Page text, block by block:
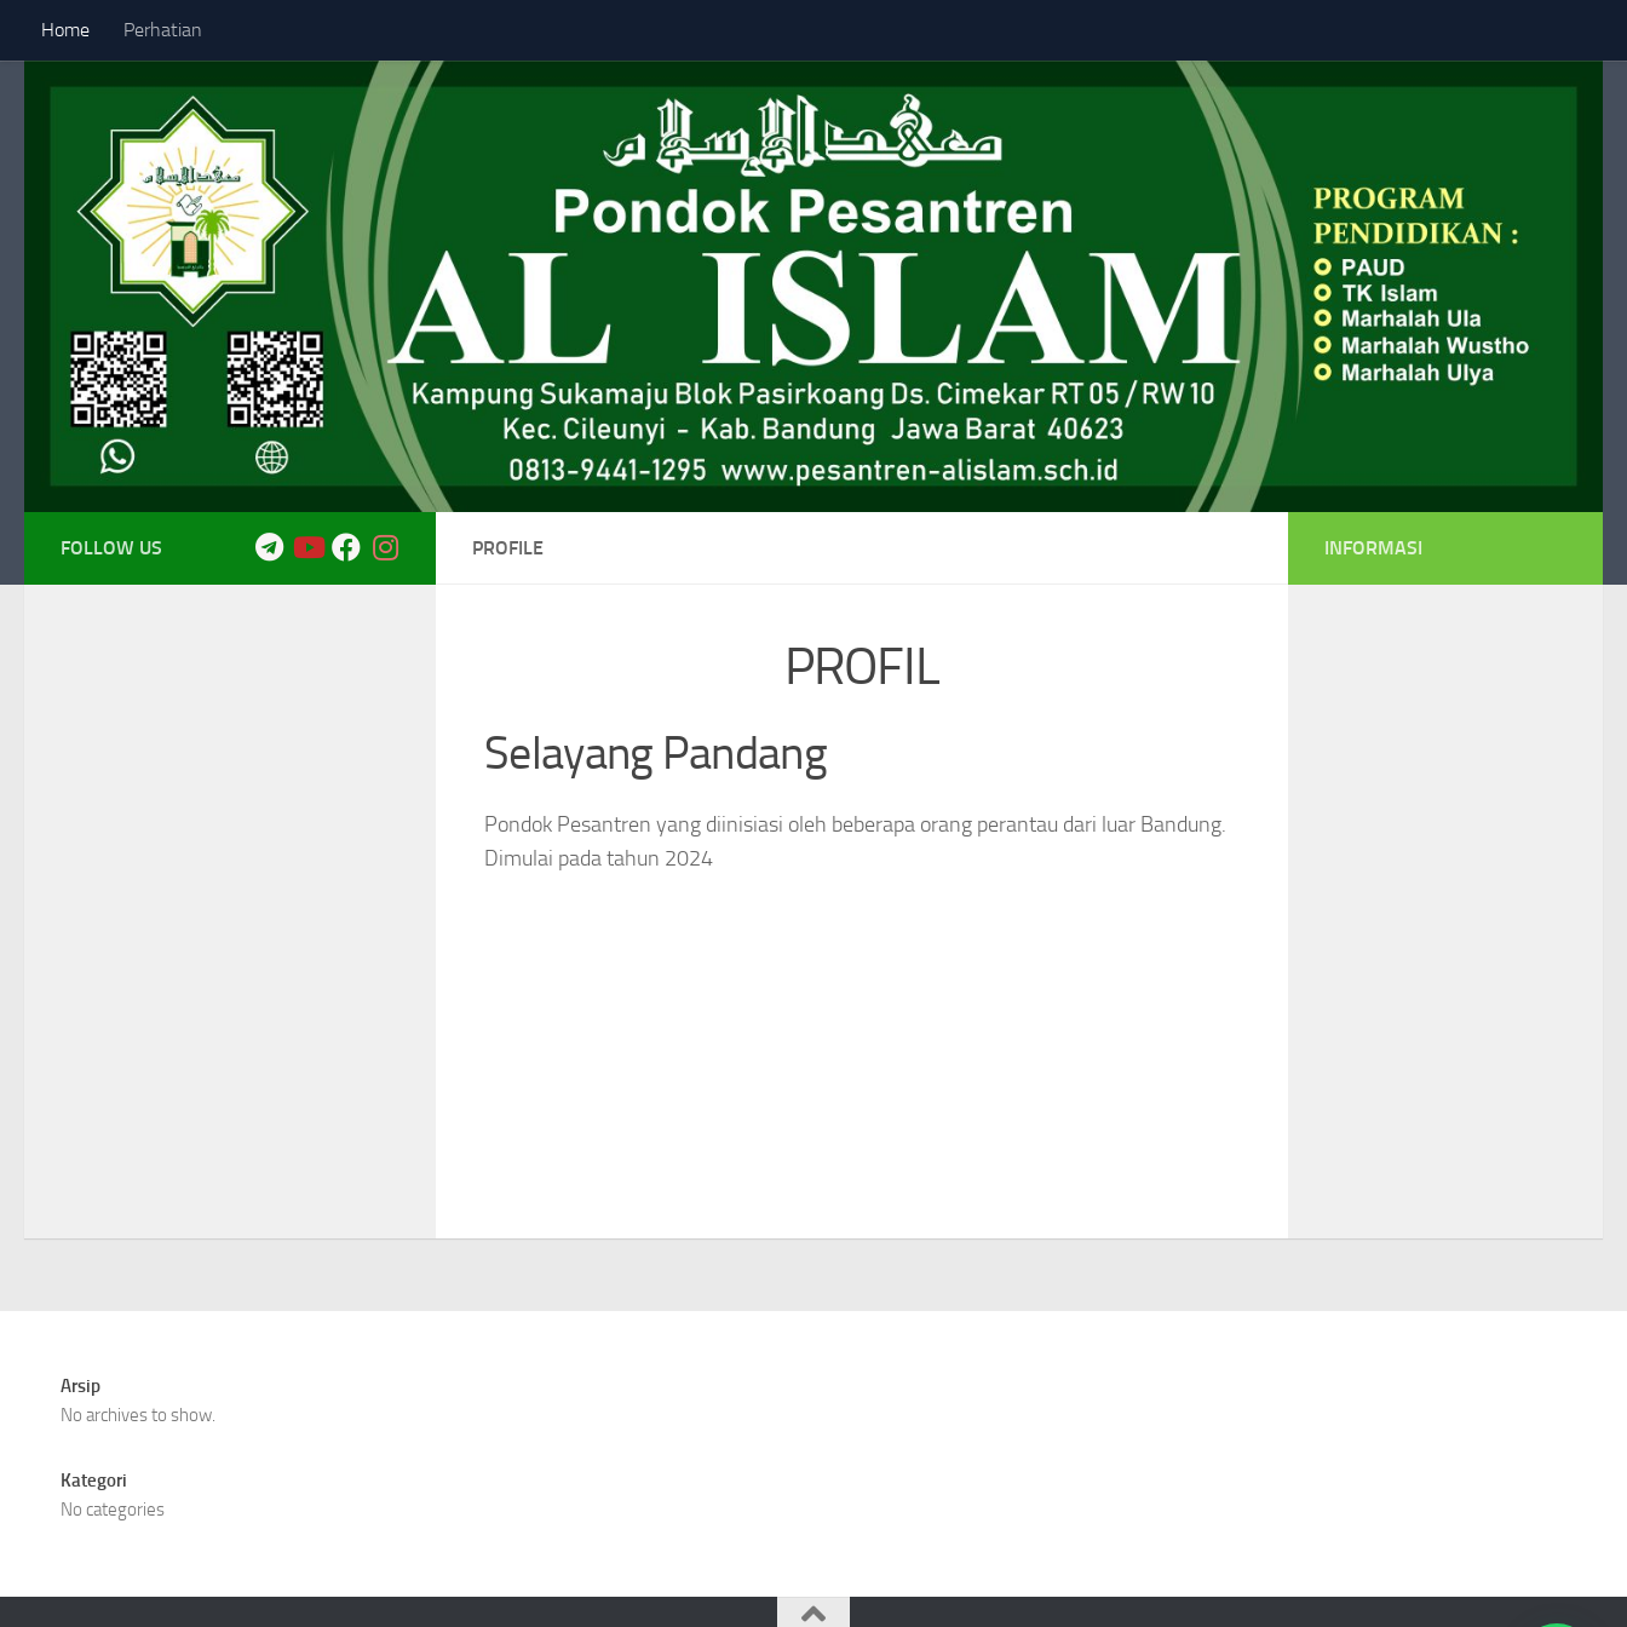
Skip to content
Home Perhatian
PROFILE
PROFIL
Selayang Pandang
Pondok Pesantren yang diinisiasi oleh beberapa orang perantau dari luar Bandung.
Dimulai pada tahun 2024
FOLLOW US INFORMASI
Arsip
No archives to show.
Kategori
No categories